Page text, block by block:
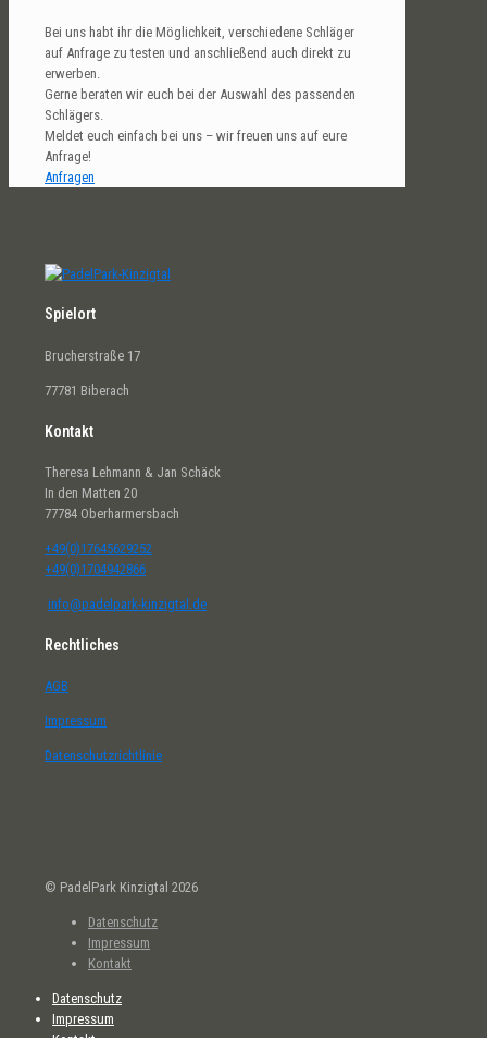
Bei uns habt ihr die Möglichkeit, verschiedene Schläger
auf Anfrage zu testen und anschließend auch direkt zu
erwerben.
Gerne beraten wir euch bei der Auswahl des passenden
Schlägers.
Meldet euch einfach bei uns – wir freuen uns auf eure
Anfrage!
Anfragen
Spielort
Brucherstraße 17
77781 Biberach
Kontakt
Theresa Lehmann & Jan Schäck
In den Matten 20
77784 Oberharmersbach
+49(0)17645629252
+49(0)1704942866
info@padelpark-kinzigtal.de
Rechtliches
AGB
Impressum
Datenschutzrichtlinie
© PadelPark Kinzigtal 2026
Datenschutz
Impressum
Kontakt
Datenschutz
Impressum